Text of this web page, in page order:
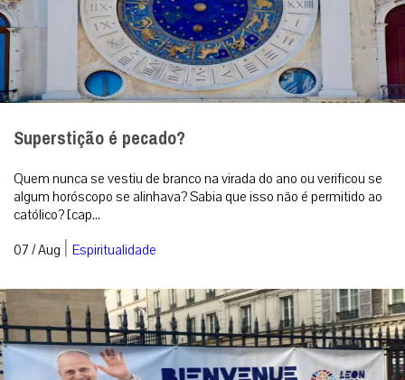
Superstição é pecado?
Quem nunca se vestiu de branco na virada do ano ou verificou se
algum horóscopo se alinhava? Sabia que isso não é permitido ao
católico? [cap...
07 / Aug | Espiritualidade